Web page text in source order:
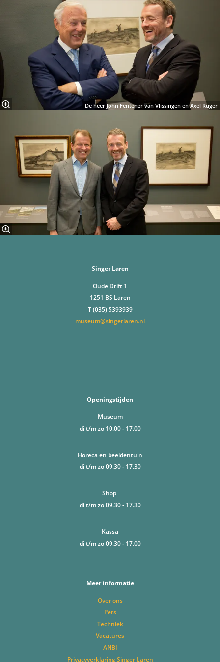
De heer John Fentener van Vlissingen en Axel Rüger
Singer Laren
Oude Drift 1
1251 BS Laren
T (035) 5393939
museum@singerlaren.nl
Openingstijden
Museum
di t/m zo 10.00 - 17.00
Horeca en beeldentuin
di t/m zo 09.30 - 17.30
Shop
di t/m zo 09.30 - 17.30
Kassa
di t/m zo 09.30 - 17.00
Meer informatie
Over ons
Pers
Techniek
Vacatures
ANBI
Privacyverklaring Singer Laren